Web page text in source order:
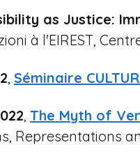
as Justice:
à l'EIREST,
, Séminaire
, The Myth of
Representations